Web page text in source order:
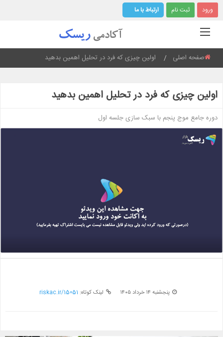
ورود ثبت نام ارتباط با ما
Current:
اولین چیزی که فرد در تحلیل اهمین بدهید صفحه اصلی
اولین چیزی که فرد در تحلیل اهمین بدهید
دوره جامع موج پنجم با سبک سازی جلسه اول
پنجشنبه ۱۴ خرداد ۱۴۰۵ لینک کوتاه: riskac.ir/15051